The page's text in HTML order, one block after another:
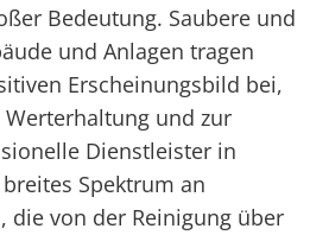
Bedeutung. Saubere und
und Anlagen tragen
Erscheinungsbild bei,
und zur
Dienstleister in
Spektrum an
die von der Reinigung über